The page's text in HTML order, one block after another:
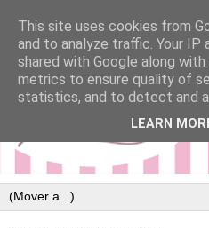
This site uses cookies from
and to analyze traffic. Your IP
shared with Google along
metrics to ensure quality of
statistics, and to detect and
LEARN